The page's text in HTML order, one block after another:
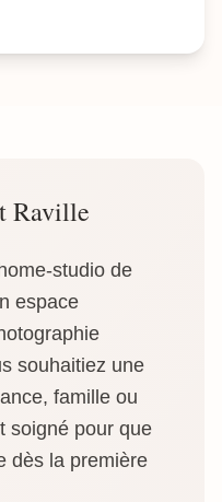
Raville
studio de
espace
souhaitiez une
famille ou
soigné pour que
dès la première